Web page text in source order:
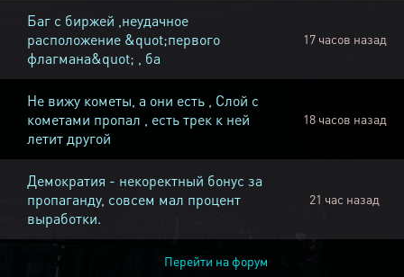
Баг с биржей ,неудачное
расположение &quot;первого
флагмана&quot; , ба
17 часов назад
Не вижу кометы, а они есть , Слой с
кометами пропал , есть трек к ней
летит другой
18 часов назад
Демократия - некоректный бонус за
пропаганду, совсем мал процент
выработки.
21 час назад
Перейти на форум